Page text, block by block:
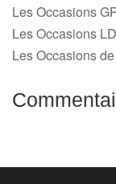
Les Occasions
Les Occasions
Les Occasions